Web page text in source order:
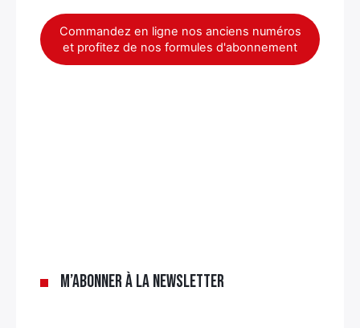
Commandez en ligne nos anciens numéros
et profitez de nos formules d'abonnement
M’abonner à la newsletter